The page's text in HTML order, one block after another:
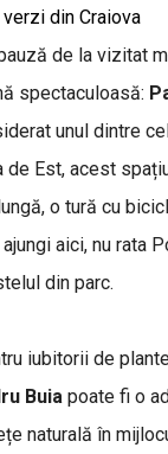
din Craiova
de la vizitat
spectaculoasă:
unul dintre
de Est, acest
o tură cu
aici, nu rata
din parc.
iubitorii de
Buia poate fi o
naturală în